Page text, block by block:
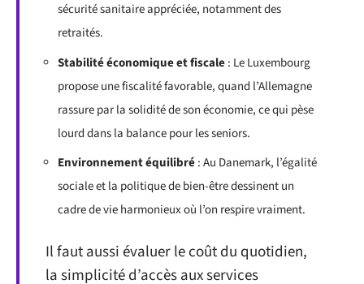
sécurité sanitaire appréciée, notamment des
retraités.
Stabilité économique et fiscale: Le Luxembourg
propose une fiscalité favorable, quand l’Allemagne
rassure par la solidité de son économie, ce qui pèse
lourd dans la balance pour les seniors.
Environnement équilibré: Au Danemark, l’égalité
sociale et la politique de bien-être dessinent un
cadre de vie harmonieux où l’on respire vraiment.
Il faut aussi évaluer le coût du quotidien,
la simplicité d’accès aux services